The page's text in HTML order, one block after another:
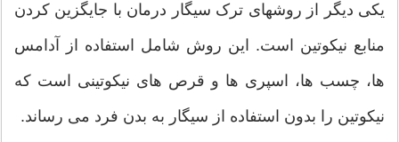
یکی دیگر از روشهای ترک سیگار درمان با جایگزین کردن
منابع نیکوتین است. این روش شامل استفاده از آدامس
ها، چسب ها، اسپری ها و قرص های نیکوتینی است که
نیکوتین را بدون استفاده از سیگار به بدن فرد می‏‏ رساند.